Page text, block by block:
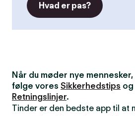
Hvad er pas?
Når du møder nye
følge vores Sikkerhedstips og
Retningslinjer.
Tinder er den bedste app til at